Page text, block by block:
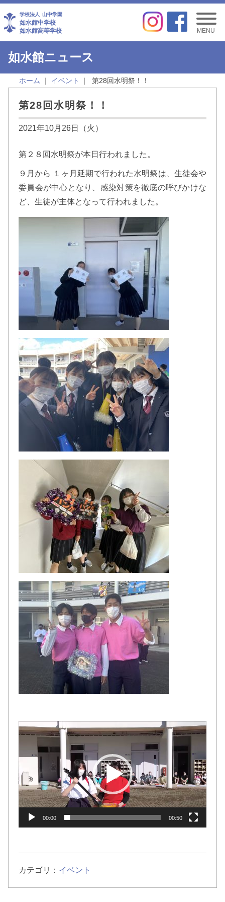
学校法人 山中学園
如水館中学校
如水館高等学校
MENU
如水館ニュース
ホーム イベント 第28回水明祭！！
第28回水明祭！！
2021年10月26日（火）
第２８回水明祭が本日行われました。
９月から １ヶ月延期で行われた水明祭は、生徒会や
委員会が中心となり、感染対策を徹底の呼びかけな
ど、生徒が主体となって行われました。
動
画
レ
ー
ヤ
ー
00:00 00:50
カテゴリ： イベント